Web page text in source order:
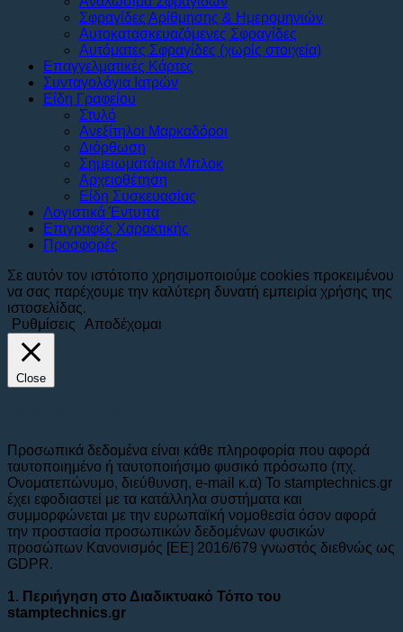
Σφραγίδες Αρίθμησης & Ημερομηνιών
Αυτοκατασκευαζόμενες Σφραγίδες
Αυτόματες Σφραγίδες (χωρίς στοιχεία)
Επαγγελματικές Κάρτες
Συνταγολόγια Ιατρών
Είδη Γραφείου
Στυλό
Ανεξίτηλοι Μαρκαδόροι
Διόρθωση
Σημειωματάρια Μπλοκ
Αρχειοθέτηση
Είδη Συσκευασίας
Λογιστικά Έντυπα
Επιγραφές Χαρακτικής
Προσφορές
Σε αυτόν τον ιστότοπο χρησιμοποιούμε cookies προκειμένου
να σας παρέχουμε την καλύτερη δυνατή εμπειρία χρήσης της
ιστοσελίδας.
Ρυθμίσεις
Αποδέχομαι
Close
Προσωπικά δεδομένα είναι κάθε πληροφορία που αφορά
ταυτοποιημένο ή ταυτοποιήσιμο φυσικό πρόσωπο (πχ.
Ονοματεπώνυμο, διεύθυνση, e-mail κ.α) To stamptechnics.gr
έχει εφοδιαστεί με τα κατάλληλα συστήματα και
συμμορφώνεται με την ευρωπαϊκή νομοθεσία όσον αφορά
την προστασία προσωπικών δεδομένων φυσικών
προσώπων Κανονισμός [ΕΕ] 2016/679 γνωστός διεθνώς ως
GDPR.
1. Περιήγηση στο Διαδικτυακό Τόπο του
stamptechnics.gr